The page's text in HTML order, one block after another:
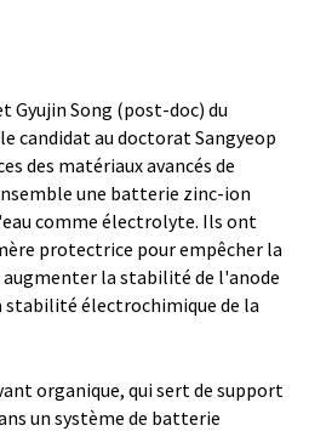
Gyujin Song (post-doc) du
candidat au doctorat Sangyeop
des matériaux avancés de
une batterie zinc-ion
comme électrolyte. Ils ont
protectrice pour empêcher la
la stabilité de l'anode
stabilité électrochimique de la
organique, qui sert de support
un système de batterie